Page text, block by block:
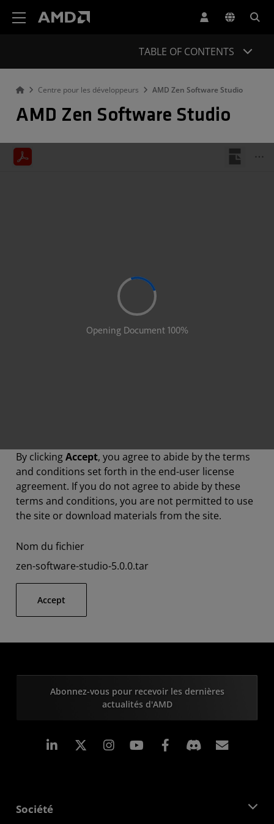
TABLE OF CONTENTS
Centre pour les développeurs AMD Zen Software Studio
AMD Zen Software Studio
By clickingAccept, you agree to abide by the terms
and conditions set forth in the end-user license
agreement. If you do not agree to abide by these
terms and conditions, you are not permitted to use
the site or download materials from the site.
Nom du fichier
zen-software-studio-5.0.0.tar
Accept
Abonnez-vous pour recevoir les dernières
actualités d'AMD
LinkedIn Instagram Facebook
Société